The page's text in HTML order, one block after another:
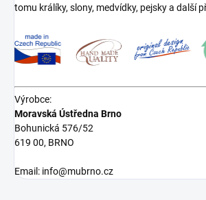
tomu králíky, slony, medvídky, pejsky a další
Výrobce:
Moravská Ústředna Brno
Bohunická 576/52
619 00, BRNO
Email: info@mubrno.cz